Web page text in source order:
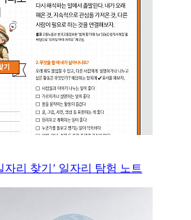
자리 찾기’ 일자리 탐험 노트